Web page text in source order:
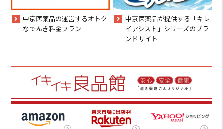
中京医薬品の運営するオトク
なでんき料金プラン
中京医薬品が提供する「キレ
イアシスト」シリーズのブラ
ンドサイト